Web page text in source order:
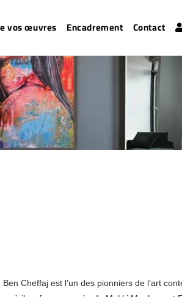
vos œuvres Encadrement Contact
Cheffaj est l’un des pionniers de l’art